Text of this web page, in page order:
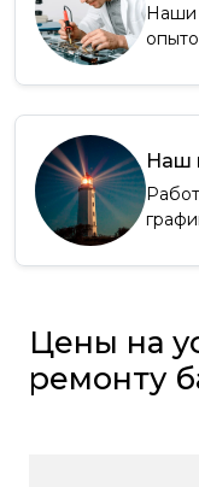
Наши
Наш
Цены на
ремонту